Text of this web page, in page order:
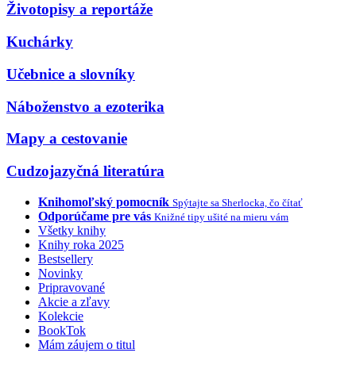
Životopisy a reportáže
Kuchárky
Učebnice a slovníky
Náboženstvo a ezoterika
Mapy a cestovanie
Cudzojazyčná literatúra
Knihomoľský pomocník Spýtajte sa Sherlocka, čo čítať
Odporúčame pre vás Knižné tipy ušité na mieru vám
Všetky knihy
Knihy roka 2025
Bestsellery
Novinky
Pripravované
Akcie a zľavy
Kolekcie
BookTok
Mám záujem o titul